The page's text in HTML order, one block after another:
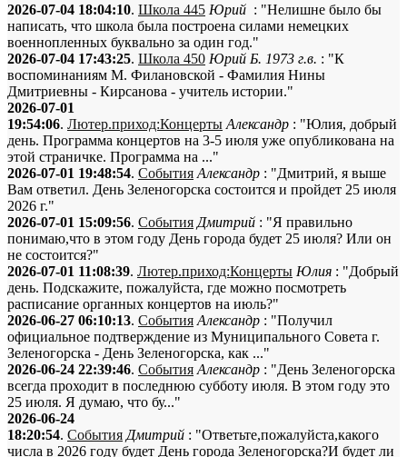
2026-07-04 18:04:10. Школа 445 Юрий : "Нелишне было бы
написать, что школа была построена силами немецких
военнопленных буквально за один год."
2026-07-04 17:43:25. Школа 450 Юрий Б. 1973 г.в. : "К
воспоминаниям М. Филановской - Фамилия Нины
Дмитриевны - Кирсанова - учитель истории."
2026-07-01
19:54:06. Лютер.приход:Концерты Александр : "Юлия, добрый
день. Программа концертов на 3-5 июля уже опубликована на
этой страничке. Программа на ..."
2026-07-01 19:48:54. События Александр : "Дмитрий, я выше
Вам ответил. День Зеленогорска состоится и пройдет 25 июля
2026 г."
2026-07-01 15:09:56. События Дмитрий : "Я правильно
понимаю,что в этом году День города будет 25 июля? Или он
не состоится?"
2026-07-01 11:08:39. Лютер.приход:Концерты Юлия : "Добрый
день. Подскажите, пожалуйста, где можно посмотреть
расписание органных концертов на июль?"
2026-06-27 06:10:13. События Александр : "Получил
официальное подтверждение из Муниципального Совета г.
Зеленогорска - День Зеленогорска, как ..."
2026-06-24 22:39:46. События Александр : "День Зеленогорска
всегда проходит в последнюю субботу июля. В этом году это
25 июля. Я думаю, что бу..."
2026-06-24
18:20:54. События Дмитрий : "Ответьте,пожалуйста,какого
числа в 2026 году будет День города Зеленогорска?И будет ли